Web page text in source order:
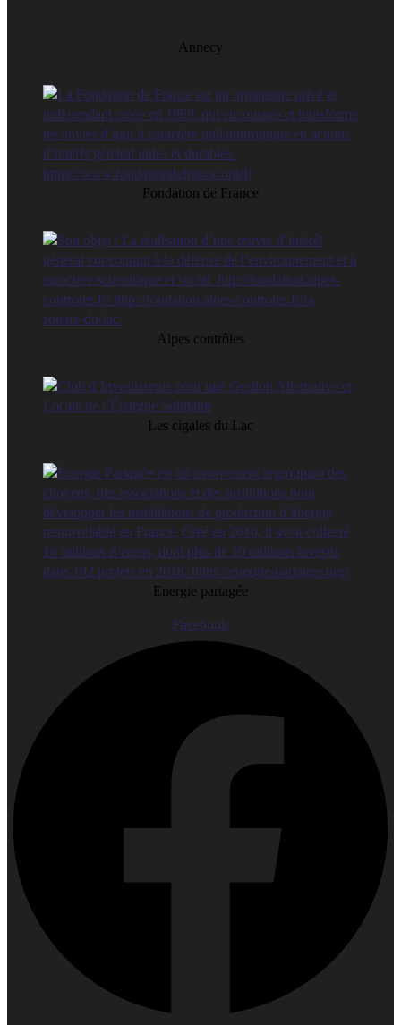
Annecy
Fondation de France
Alpes contrôles
Les cigales du Lac
Energie partagée
Facebook